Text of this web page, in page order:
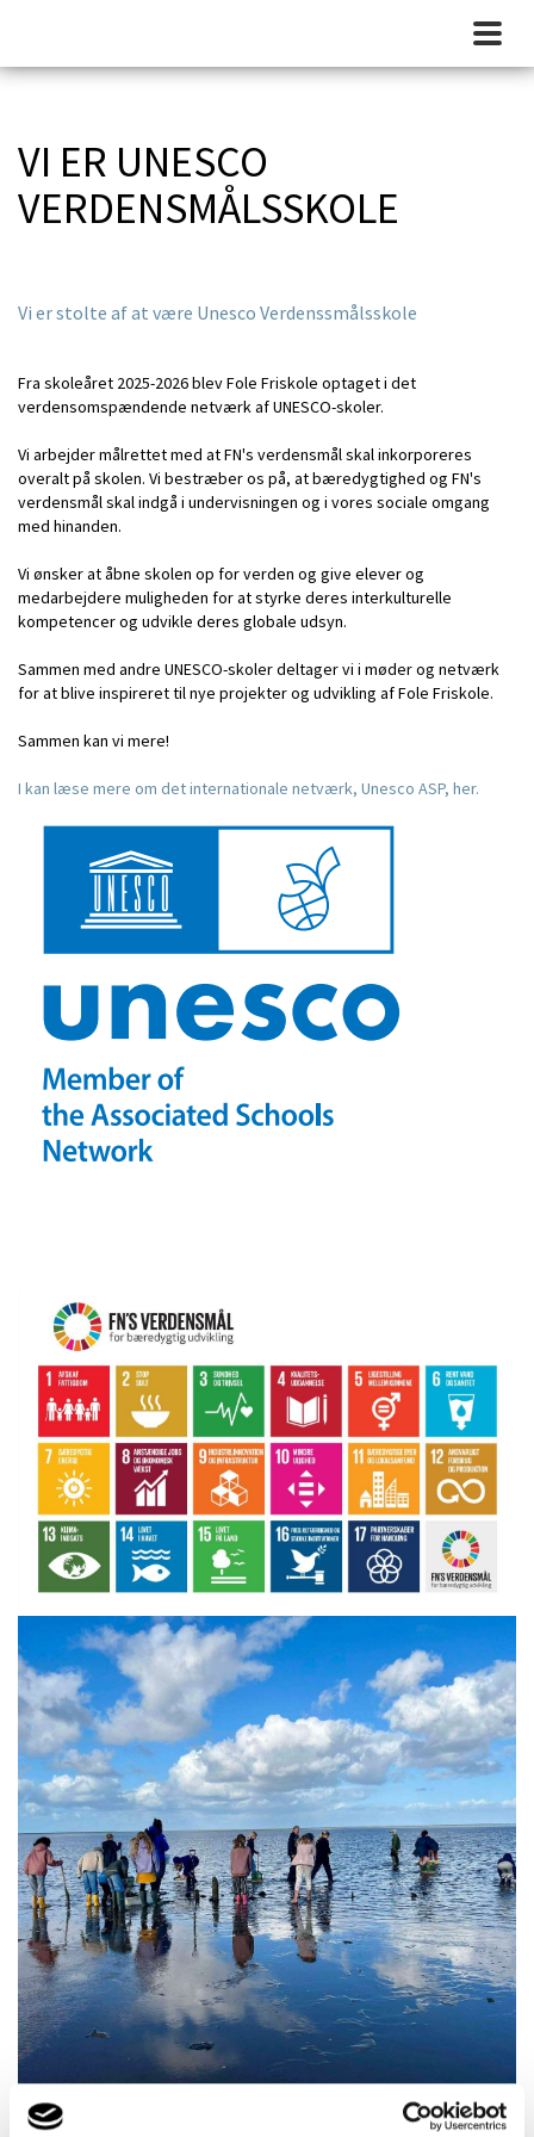
VI ER UNESCO
VERDENSMÅLSSKOLE
Vi er stolte af at være Unesco Verdenssmålsskole
Fra skoleåret 2025-2026 blev Fole Friskole optaget i det
verdensomspændende netværk af UNESCO-skoler.
Vi arbejder målrettet med at FN's verdensmål skal inkorporeres
overalt på skolen. Vi bestræber os på, at bæredygtighed og FN's
verdensmål skal indgå i undervisningen og i vores sociale omgang
med hinanden.
Vi ønsker at åbne skolen op for verden og give elever og
medarbejdere muligheden for at styrke deres interkulturelle
kompetencer og udvikle deres globale udsyn.
Sammen med andre UNESCO-skoler deltager vi i møder og netværk
for at blive inspireret til nye projekter og udvikling af Fole Friskole.
Sammen kan vi mere!
I kan læse mere om det internationale netværk, Unesco ASP, her.
0.-3. klasse på vadehavstur i Nationalpark Vadehavet, som er på